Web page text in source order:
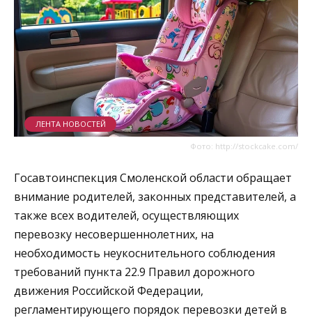
Фото: http://stockcake.com/
ЛЕНТА НОВОСТЕЙ
Госавтоинспекция Смоленской области обращает
внимание родителей, законных представителей, а
также всех водителей, осуществляющих
перевозку несовершеннолетних, на
необходимость неукоснительного соблюдения
требований пункта 22.9 Правил дорожного
движения Российской Федерации,
регламентирующего порядок перевозки детей в